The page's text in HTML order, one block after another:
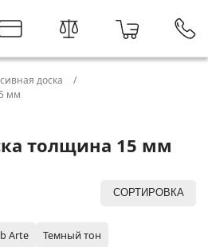
доска
мм
толщина 15 мм
СОРТИРОВКА
Arte Темный тон